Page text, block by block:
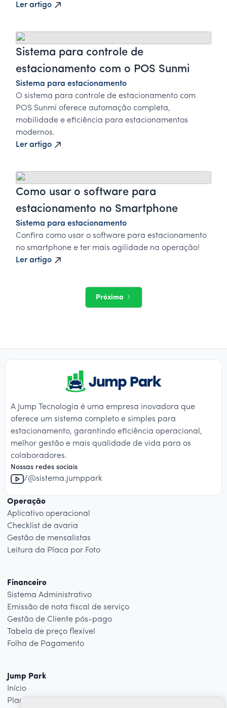
Ler artigo
Sistema para controle de
estacionamento com o POS Sunmi
Sistema para estacionamento
O sistema para controle de estacionamento com
POS Sunmi oferece automação completa,
mobilidade e eficiência para estacionamentos
modernos.
Ler artigo
Como usar o software para
estacionamento no Smartphone
Sistema para estacionamento
Confira como usar o software para estacionamento
no smartphone e ter mais agilidade na operação!
Ler artigo
Próxima
A Jump Tecnologia é uma empresa inovadora que
oferece um sistema completo e simples para
estacionamento, garantindo eficiência operacional,
melhor gestão e mais qualidade de vida para os
colaboradores.
Nossas redes sociais
/@sistema.jumppark
Operação
Aplicativo operacional
Checklist de avaria
Gestão de mensalistas
Leitura da Placa por Foto
Financeiro
Sistema Administrativo
Emissão de nota fiscal de serviço
Gestão de Cliente pós-pago
Tabela de preço flexível
Folha de Pagamento
Jump Park
Início
Planos